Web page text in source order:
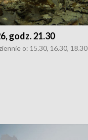
godz. 21.30
o: 15.30, 16.30, 18.30